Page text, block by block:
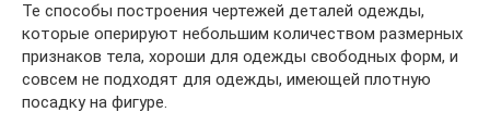
Те способы построения чертежей деталей одежды,
которые оперируют небольшим количеством размерных
признаков тела, хороши для одежды свободных форм, и
совсем не подходят для одежды, имеющей плотную
посадку на фигуре.